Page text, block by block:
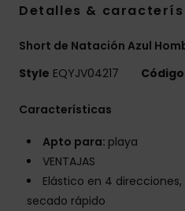
Detalles &
Short de Natación Azul
Style EQYJV04217
Características
Apto para: playa
VENTAJAS
Elástico en 4
secado rápido